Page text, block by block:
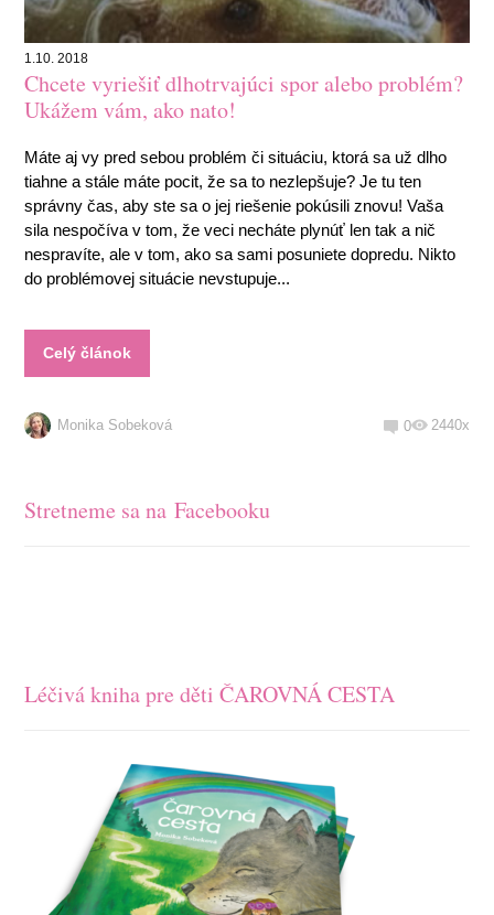
1.10. 2018
Chcete vyriešiť dlhotrvajúci spor alebo problém?
Ukážem vám, ako nato!
Máte aj vy pred sebou problém či situáciu, ktorá sa už dlho
tiahne a stále máte pocit, že sa to nezlepšuje? Je tu ten
správny čas, aby ste sa o jej riešenie pokúsili znovu! Vaša
sila nespočíva v tom, že veci necháte plynúť len tak a nič
nespravíte, ale v tom, ako sa sami posuniete dopredu. Nikto
do problémovej situácie nevstupuje...
Celý článok
Monika Sobeková 0 2440x
Stretneme sa na Facebooku
Léčivá kniha pre děti ČAROVNÁ CESTA